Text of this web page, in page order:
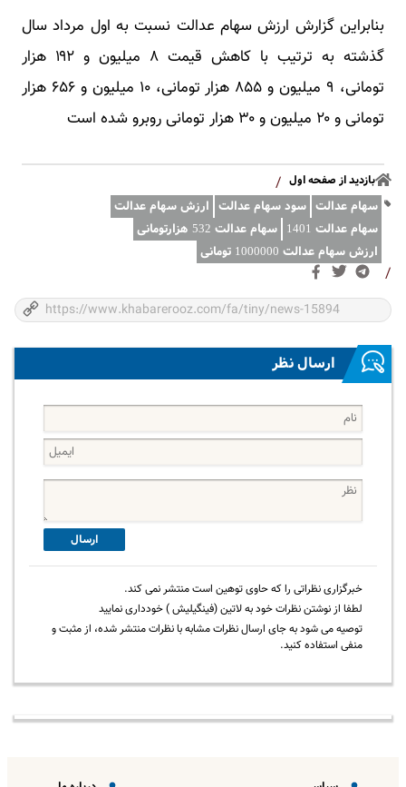
بنابراین گزارش ارزش سهام عدالت نسبت به اول مرداد سال
گذشته به ترتیب با کاهش قیمت ۸ میلیون و ۱۹۲ هزار
تومانی، ۹ میلیون و ۸۵۵ هزار تومانی، ۱۰ میلیون و ۶۵۶ هزار
تومانی و ۲۰ میلیون و ۳۰ هزار تومانی روبرو شده است
بازدید از صفحه اول /
سهام عدالت سود سهام عدالت ارزش سهام عدالت
سهام عدالت 1401
سهام عدالت 532 هزارتومانی
ارزش سهام عدالت 1000000 تومانی
/
ارسال نظر
ارسال
خبرگزاری نظراتی را که حاوی توهین است منتشر نمی کند.
لطفا از نوشتن نظرات خود به لاتین (فینگیلیش ) خودداری نمایید
توصیه می شود به جای ارسال نظرات مشابه با نظرات منتشر شده، از مثبت و
منفی استفاده کنید.